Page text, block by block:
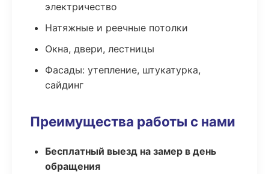
электричество
Натяжные и реечные потолки
Окна, двери, лестницы
Фасады: утепление, штукатурка,
сайдинг
Преимущества работы с нами
Бесплатный выезд на замер в день
обращения